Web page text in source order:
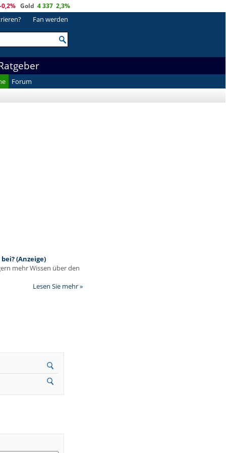
-0,2% Gold 4 337 2,3%
Fan werden
Forum
(Anzeige)
mehr Wissen über den
Lesen Sie mehr »